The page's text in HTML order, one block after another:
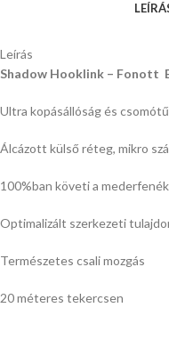
Leírás
Shadow Hooklink – Fonott
Ultra kopásállóság és
Álcázott külső réteg, mikro
100%ban követi a
Optimalizált szerkezeti
Természetes csali mozgás
20 méteres tekercsen